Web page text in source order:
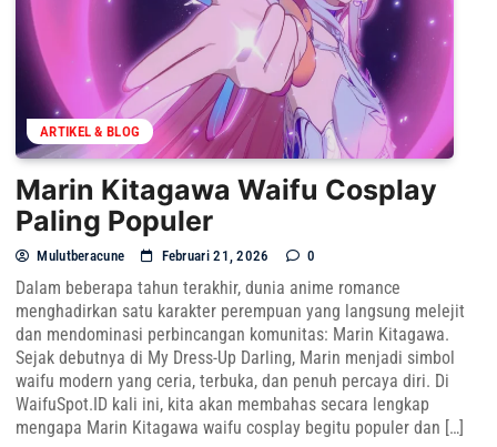
ARTIKEL & BLOG
Marin Kitagawa Waifu Cosplay
Paling Populer
Mulutberacune Februari 21, 2026 0
Dalam beberapa tahun terakhir, dunia anime romance
menghadirkan satu karakter perempuan yang langsung melejit
dan mendominasi perbincangan komunitas: Marin Kitagawa.
Sejak debutnya di My Dress-Up Darling, Marin menjadi simbol
waifu modern yang ceria, terbuka, dan penuh percaya diri. Di
WaifuSpot.ID kali ini, kita akan membahas secara lengkap
mengapa Marin Kitagawa waifu cosplay begitu populer dan […]